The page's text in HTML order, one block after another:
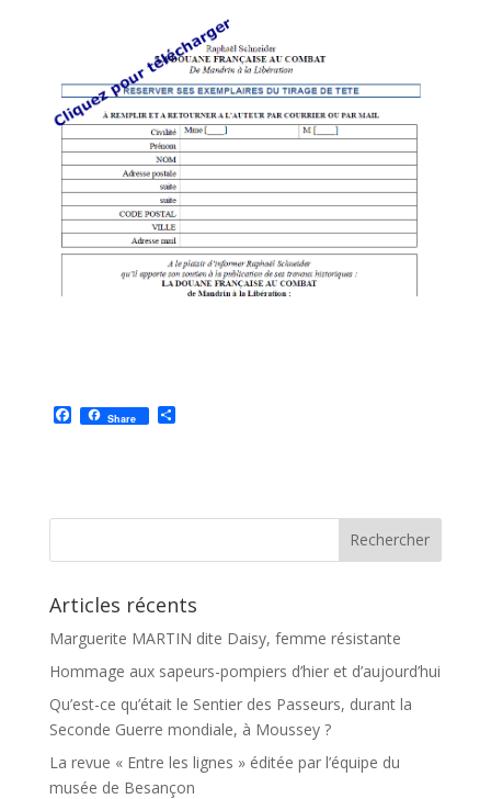
F
a
o
Share P
e
Articles récents
Marguerite MARTIN dite Daisy, femme résistante
Hommage aux sapeurs-pompiers d’hier et d’aujourd’hui
Qu’est-ce qu’était le Sentier des Passeurs, durant la
Seconde Guerre mondiale, à Moussey ?
La revue « Entre les lignes » éditée par l’équipe du
musée de Besançon